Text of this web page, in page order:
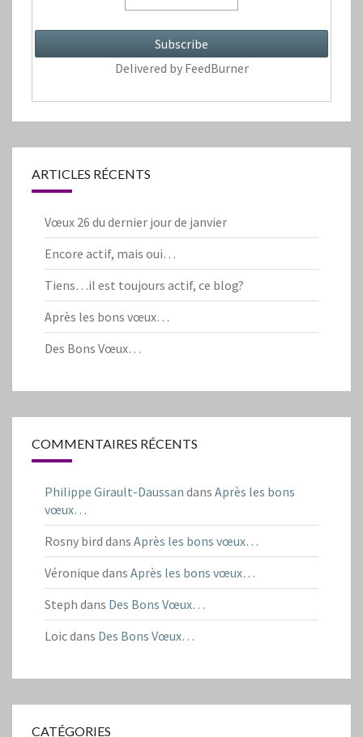
Delivered by FeedBurner
ARTICLES RÉCENTS
Vœux 26 du dernier jour de janvier
Encore actif, mais oui…
Tiens…il est toujours actif, ce blog?
Après les bons vœux…
Des Bons Vœux…
COMMENTAIRES RÉCENTS
Philippe Girault-Daussan dans Après les bons
vœux…
Rosny bird dans Après les bons vœux…
Véronique dans Après les bons vœux…
Steph dans Des Bons Vœux…
Loicdans Des Bons Vœux…
CATÉGORIES